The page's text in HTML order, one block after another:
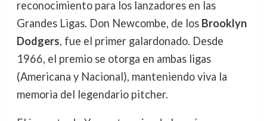
reconocimiento para los lanzadores en las
Grandes Ligas. Don Newcombe, de los Brooklyn
Dodgers, fue el primer galardonado. Desde
1966, el premio se otorga en ambas ligas
(Americana y Nacional), manteniendo viva la
memoria del legendario pitcher.